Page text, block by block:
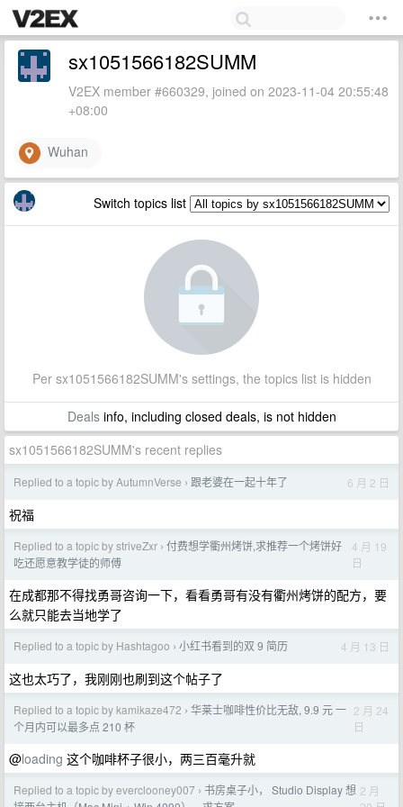
sx1051566182SUMM
V2EX member #660329, joined on 2023-11-04 20:55:48
+08:00
Wuhan
Switch topics list
Per sx1051566182SUMM's settings, the topics list is hidden
Dealsinfo, including closed deals, is not hidden
sx1051566182SUMM's recent replies
Replied to a topic by AutumnVerse › 跟老婆在一起十年了 6 月 2 日
祝福
Replied to a topic by striveZxr › 付费想学衢州烤饼,求推荐一个烤饼好
吃还愿意教学徒的师傅
4 月 19
日
在成都那不得找勇哥咨询一下，看看勇哥有没有衢州烤饼的配方，要
么就只能去当地学了
Replied to a topic by Hashtagoo › 小红书看到的双 9 简历 4 月 13 日
这也太巧了，我刚刚也刷到这个帖子了
Replied to a topic by kamikaze472 › 华莱士咖啡性价比无敌, 9.9 元 一
个月内可以最多点 210 杯
2 月 24
日
@loading 这个咖啡杯子很小，两三百毫升就
Replied to a topic by everclooney007 › 书房桌子小， Studio Display 想 2 月